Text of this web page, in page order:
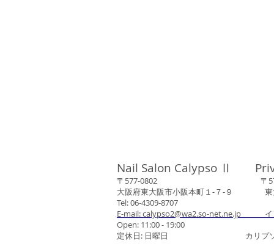
Nail Salon Calypso Ⅱ
〒577-0802 〒577-
大阪府東大阪市小阪本町１‐７‐９ 東
Tel: 06-4309-8707
E-mail: calypso2@wa2.so-net.ne.jp イ
Open: 11:00 - 19:00
定休日: 日曜日 カリプソネイ